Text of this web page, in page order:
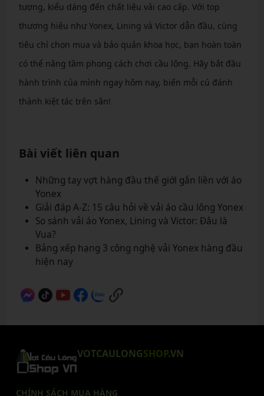
tượng, kiểu dáng đến chất liệu vải cao cấp. Với top
thương hiệu như Yonex, Lining và Victor dẫn đầu, cùng
tiêu chí chọn mua và bảo quản khoa học, bạn hoàn toàn
có thể nâng tầm phong cách chơi cầu lông. Hãy bắt đầu
hành trình của mình ngay hôm nay, biến mỗi cú đánh
thành kiệt tác trên sân!
Bài viết liên quan
Những tay vợt hàng đầu thế giới gắn liền với áo
Yonex
Giải đáp A-Z: 15 câu hỏi về vải áo cầu lông Yonex
So sánh vải áo Yonex, Lining và Victor: Đâu là
Vua?
Bảng xếp hạng 3 công nghệ vải Yonex hàng đầu
hiện nay
VOTCAULONGSHOP.VN
CHÍNH SÁCH MUA HÀNG